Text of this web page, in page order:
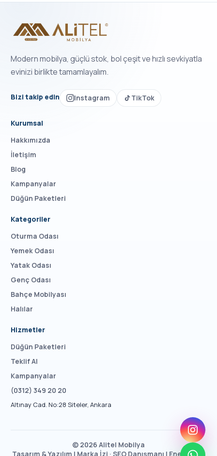
Modern mobilya, güçlü stok, bol çeşit ve hızlı sevkiyatla
evinizi birlikte tamamlayalım.
Bizi takip edin Instagram TikTok
Kurumsal
Hakkımızda
İletişim
Blog
Kampanyalar
Düğün Paketleri
Kategoriler
Oturma Odası
Yemek Odası
Yatak Odası
Genç Odası
Bahçe Mobilyası
Halılar
Hizmetler
Düğün Paketleri
Teklif Al
Kampanyalar
(0312) 349 20 20
Altınay Cad. No:28 Siteler, Ankara
© 2026 Alitel Mobilya
Tasarım & Yazılım | Marka İzi · SEO Danışmanı | Enes Taşcı